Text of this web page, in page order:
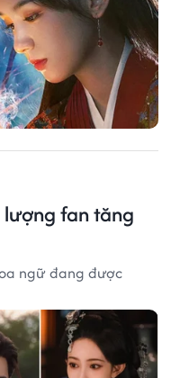
fan tăng
ngữ đang được